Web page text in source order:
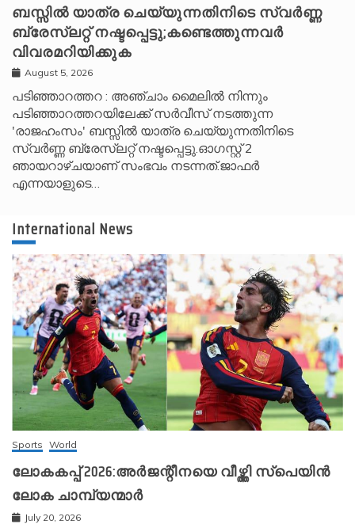
ബസ്സിൽ യാത്ര ചെയ്യുന്നതിനിടെ സ്വർണ്ണ
ബ്രേസ്‌ലറ്റ് നഷ്ടപ്പെട്ടു;കണ്ടെത്തുന്നവർ
വിവരമറിയിക്കുക
August 5, 2026
പടിഞ്ഞാറത്തറ : അഞ്ചാം മൈലിൽ നിന്നും
പടിഞ്ഞാറത്തറയിലേക്ക് സർവീസ് നടത്തുന്ന
'രാജഹംസം' ബസ്സിൽ യാത്ര ചെയ്യുന്നതിനിടെ
സ്വർണ്ണ ബ്രേസ്‌ലറ്റ് നഷ്ടപ്പെട്ടു.ഓഗസ്റ്റ് 2
ഞായറാഴ്ചയാണ് സംഭവം നടന്നത്.ജാഫർ
എന്നയാളുടെ…
International News
Sports World
ലോകകപ്പ് 2026:അർജന്റീനയെ വീഴ്ത്തി സ്‌പെയിൻ
ലോക ചാമ്പ്യന്മാർ
July 20, 2026